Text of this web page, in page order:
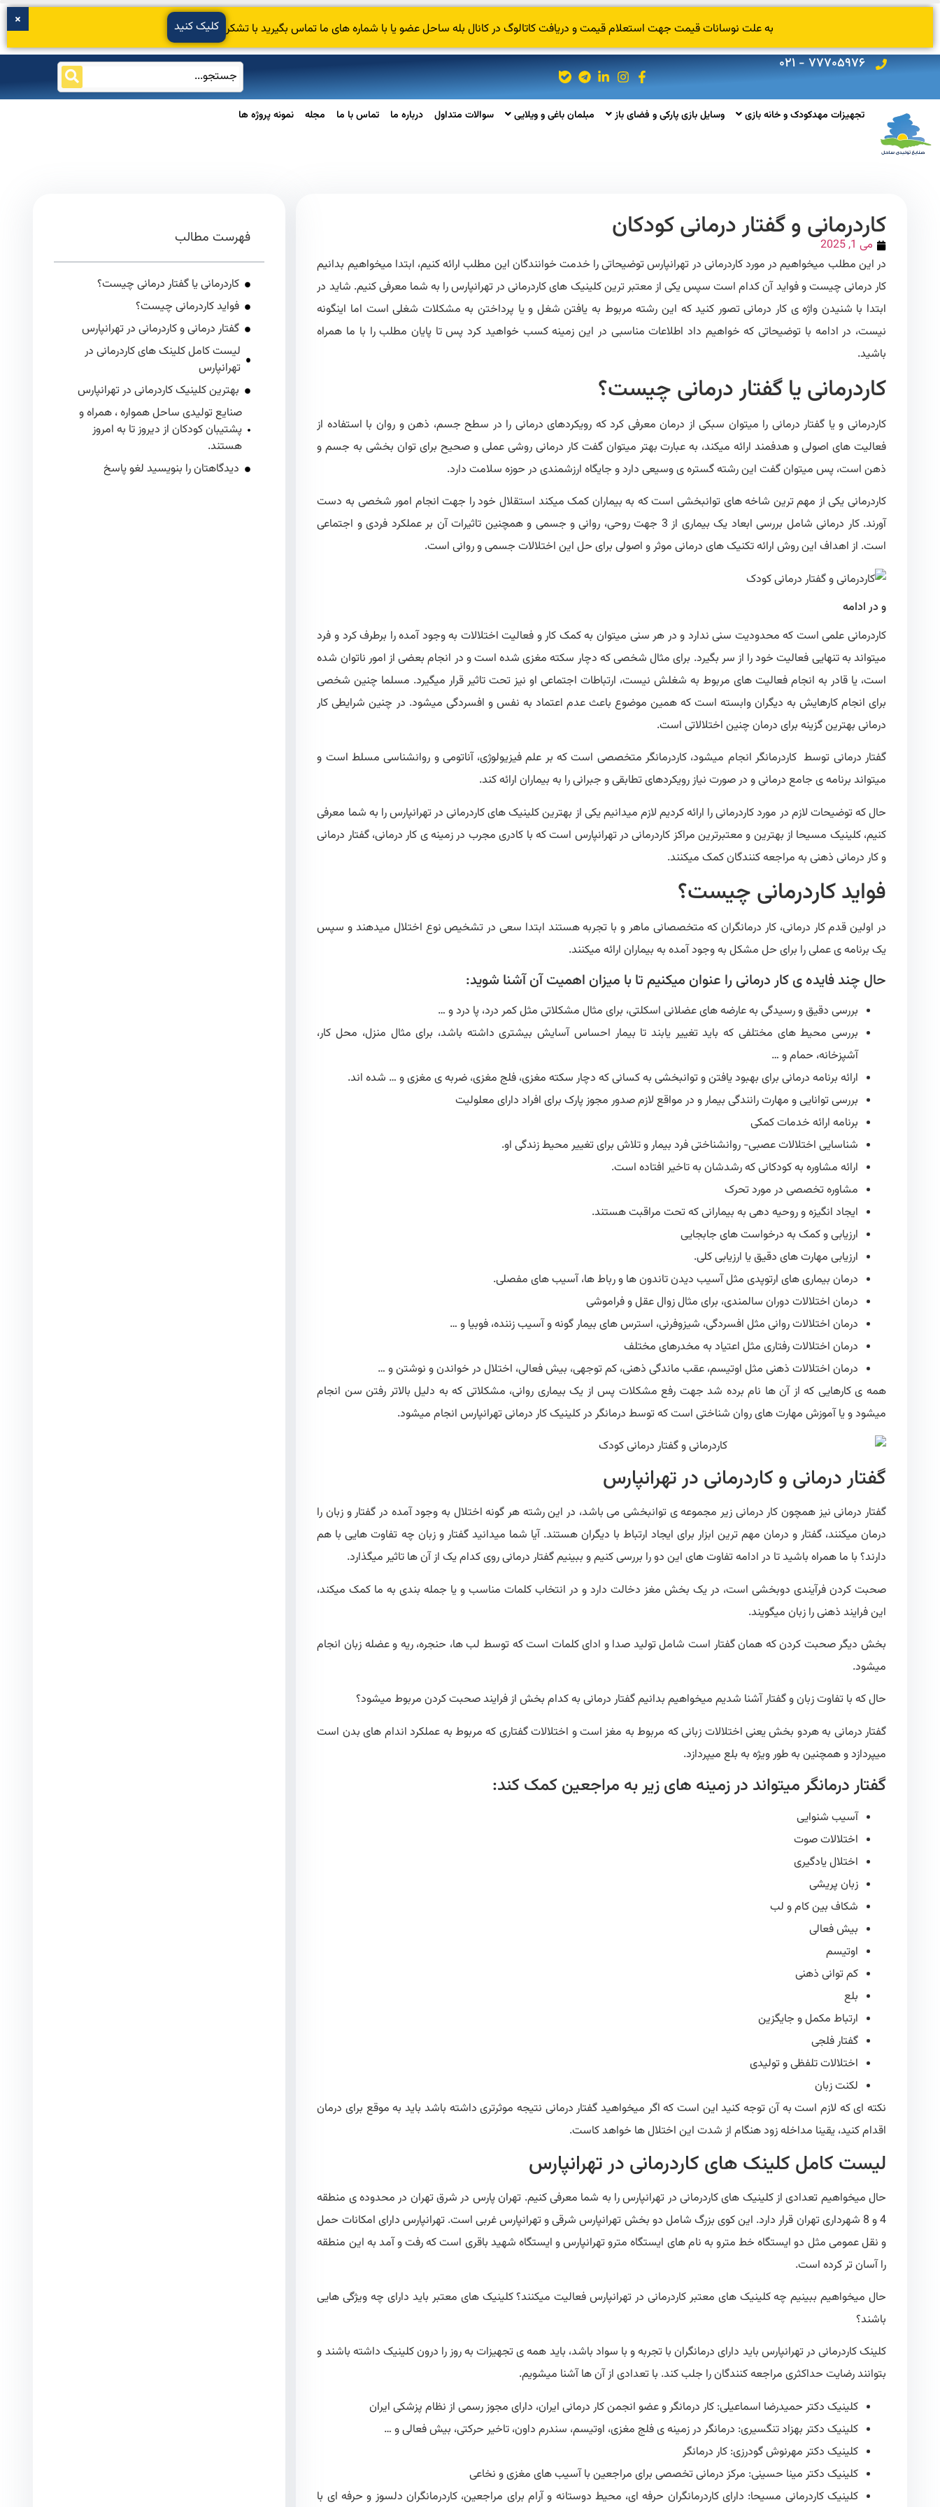
به علت نوسانات قیمت جهت استعلام قیمت و دریافت کاتالوگ در کانال بله ساحل عضو یا با شماره های ما تماس بگیرید با تشکر کلیک کنید
۷۷۷۰۵۹۷۶ - ۰۲۱
تجهیزات مهدکودک و خانه بازی وسایل بازی پارکی و فضای باز مبلمان باغی و ویلایی سوالات متداول درباره ما تماس با ما مجله نمونه پروژه ها
کاردرمانی و گفتار درمانی کودکان
می 1, 2025
در این مطلب میخواهیم در مورد کاردرمانی در تهرانپارس توضیحاتی را خدمت خوانندگان این مطلب ارائه کنیم، ابتدا میخواهیم بدانیم
کار درمانی چیست و فواید آن کدام است سپس یکی از معتبر ترین کلینیک های کاردرمانی در تهرانپارس را به شما معرفی کنیم. شاید در
ابتدا با شنیدن واژه ی کار درمانی تصور کنید که این رشته مربوط به یافتن شغل و یا پرداختن به مشکلات شغلی است اما اینگونه
نیست، در ادامه با توضیحاتی که خواهیم داد اطلاعات مناسبی در این زمینه کسب خواهید کرد پس تا پایان مطلب را با ما همراه
باشید.
کاردرمانی یا گفتار درمانی چیست؟
کاردرمانی و یا گفتار درمانی را میتوان سبکی از درمان معرفی کرد که رویکردهای درمانی را در سطح جسم، ذهن و روان با استفاده از
فعالیت های اصولی و هدفمند ارائه میکند، به عبارت بهتر میتوان گفت کار درمانی روشی عملی و صحیح برای توان بخشی به جسم و
ذهن است، پس میتوان گفت این رشته گستره ی وسیعی دارد و جایگاه ارزشمندی در حوزه سلامت دارد.
کاردرمانی یکی از مهم ترین شاخه های توانبخشی است که به بیماران کمک میکند استقلال خود را جهت انجام امور شخصی به دست
آورند. کار درمانی شامل بررسی ابعاد یک بیماری از 3 جهت روحی، روانی و جسمی و همچنین تاثیرات آن بر عملکرد فردی و اجتماعی
است. از اهداف این روش ارائه تکنیک های درمانی موثر و اصولی برای حل این اختلالات جسمی و روانی است.
و در ادامه
کاردرمانی علمی است که محدودیت سنی ندارد و در هر سنی میتوان به کمک کار و فعالیت اختلالات به وجود آمده را برطرف کرد و فرد
میتواند به تنهایی فعالیت خود را از سر بگیرد. برای مثال شخصی که دچار سکته مغزی شده است و در انجام بعضی از امور ناتوان شده
است، یا قادر به انجام فعالیت های مربوط به شغلش نیست، ارتباطات اجتماعی او نیز تحت تاثیر قرار میگیرد. مسلما چنین شخصی
برای انجام کارهایش به دیگران وابسته است که همین موضوع باعث عدم اعتماد به نفس و افسردگی میشود. در چنین شرایطی کار
درمانی بهترین گزینه برای درمان چنین اختلالاتی است.
گفتار درمانی توسط کاردرمانگر انجام میشود، کاردرمانگر متخصصی است که بر علم فیزیولوژی، آناتومی و روانشناسی مسلط است و
میتواند برنامه ی جامع درمانی و در صورت نیاز رویکردهای تطابقی و جبرانی را به بیماران ارائه کند.
حال که توضیحات لازم در مورد کاردرمانی را ارائه کردیم لازم میدانیم یکی از بهترین کلینیک های کاردرمانی در تهرانپارس را به شما معرفی
کنیم، کلینیک مسیحا از بهترین و معتبرترین مراکز کاردرمانی در تهرانپارس است که با کادری مجرب در زمینه ی کار درمانی، گفتار درمانی
و کار درمانی ذهنی به مراجعه کنندگان کمک میکنند.
فواید کاردرمانی چیست؟
در اولین قدم کار درمانی، کار درمانگران که متخصصانی ماهر و با تجربه هستند ابتدا سعی در تشخیص نوع اختلال میدهند و سپس
یک برنامه ی عملی را برای حل مشکل به وجود آمده به بیماران ارائه میکنند.
حال چند فایده ی کار درمانی را عنوان میکنیم تا با میزان اهمیت آن آشنا شوید:
بررسی دقیق و رسیدگی به عارضه های عضلانی اسکلتی، برای مثال مشکلاتی مثل کمر درد، پا درد و …
بررسی محیط های مختلفی که باید تغییر یابند تا بیمار احساس آسایش بیشتری داشته باشد، برای مثال منزل، محل کار،
آشپزخانه، حمام و …
ارائه برنامه درمانی برای بهبود یافتن و توانبخشی به کسانی که دچار سکته مغزی، فلج مغزی، ضربه ی مغزی و … شده اند.
بررسی توانایی و مهارت رانندگی بیمار و در مواقع لازم صدور مجوز پارک برای افراد دارای معلولیت
برنامه ارائه خدمات کمکی
شناسایی اختلالات عصبی- روانشناختی فرد بیمار و تلاش برای تغییر محیط زندگی او.
ارائه مشاوره به کودکانی که رشدشان به تاخیر افتاده است.
مشاوره تخصصی در مورد تحرک
ایجاد انگیزه و روحیه دهی به بیمارانی که تحت مراقبت هستند.
ارزیابی و کمک به درخواست های جابجایی
ارزیابی مهارت های دقیق یا ارزیابی کلی.
درمان بیماری های ارتوپدی مثل آسیب دیدن تاندون ها و رباط ها، آسیب های مفصلی.
درمان اختلالات دوران سالمندی، برای مثال زوال عقل و فراموشی
درمان اختلالات روانی مثل افسردگی، شیزوفرنی، استرس های بیمار گونه و آسیب زننده، فوبیا و …
درمان اختلالات رفتاری مثل اعتیاد به مخدرهای مختلف
درمان اختلالات ذهنی مثل اوتیسم، عقب ماندگی ذهنی، کم توجهی، بیش فعالی، اختلال در خواندن و نوشتن و …
همه ی کارهایی که از آن ها نام برده شد جهت رفع مشکلات پس از یک بیماری روانی، مشکلاتی که به دلیل بالاتر رفتن سن انجام
میشود و یا آموزش مهارت های روان شناختی است که توسط درمانگر در کلینیک کار درمانی تهرانپارس انجام میشود.
گفتار درمانی و کاردرمانی در تهرانپارس
گفتار درمانی نیز همچون کار درمانی زیر مجموعه ی توانبخشی می باشد، در این رشته هر گونه اختلال به وجود آمده در گفتار و زبان را
درمان میکنند، گفتار و درمان مهم ترین ابزار برای ایجاد ارتباط با دیگران هستند. آیا شما میدانید گفتار و زبان چه تفاوت هایی با هم
دارند؟ با ما همراه باشید تا در ادامه تفاوت های این دو را بررسی کنیم و ببینیم گفتار درمانی روی کدام یک از آن ها تاثیر میگذارد.
صحبت کردن فرآیندی دوبخشی است، در یک بخش مغز دخالت دارد و در انتخاب کلمات مناسب و یا جمله بندی به ما کمک میکند،
این فرایند ذهنی را زبان میگویند.
بخش دیگر صحبت کردن که همان گفتار است شامل تولید صدا و ادای کلمات است که توسط لب ها، حنجره، ریه و عضله زبان انجام
میشود.
حال که با تفاوت زبان و گفتار آشنا شدیم میخواهیم بدانیم گفتار درمانی به کدام بخش از فرایند صحبت کردن مربوط میشود؟
گفتار درمانی به هردو بخش یعنی اختلالات زبانی که مربوط به مغز است و اختلالات گفتاری که مربوط به عملکرد اندام های بدن است
میپردازد و همچنین به طور ویژه به بلع میپردازد.
گفتار درمانگر میتواند در زمینه های زیر به مراجعین کمک کند:
آسیب شنوایی
اختلالات صوت
اختلال یادگیری
زبان پریشی
شکاف بین کام و لب
بیش فعالی
اوتیسم
کم توانی ذهنی
بلع
ارتباط مکمل و جایگزین
گفتار فلجی
اختلالات تلفظی و تولیدی
لکنت زبان
نکته ای که لازم است به آن توجه کنید این است که اگر میخواهید گفتار درمانی نتیجه موثرتری داشته باشد باید به موقع برای درمان
اقدام کنید، یقینا مداخله زود هنگام از شدت این اختلال ها خواهد کاست.
لیست کامل کلینک های کاردرمانی در تهرانپارس
حال میخواهیم تعدادی از کلینیک های کاردرمانی در تهرانپارس را به شما معرفی کنیم. تهران پارس در شرق تهران در محدوده ی منطقه
4 و 8 شهرداری تهران قرار دارد. این کوی بزرگ شامل دو بخش تهرانپارس شرقی و تهرانپارس غربی است. تهرانپارس دارای امکانات حمل
و نقل عمومی مثل دو ایستگاه خط مترو به نام های ایستگاه مترو تهرانپارس و ایستگاه شهید باقری است که رفت و آمد به این منطقه
را آسان تر کرده است.
حال میخواهیم ببینیم چه کلینیک های معتبر کاردرمانی در تهرانپارس فعالیت میکنند؟ کلینیک های معتبر باید دارای چه ویژگی هایی
باشند؟
کلینک کاردرمانی در تهرانپارس باید دارای درمانگران با تجربه و با سواد باشد، باید همه ی تجهیزات به روز را درون کلینیک داشته باشند و
بتوانند رضایت حداکثری مراجعه کنندگان را جلب کند. با تعدادی از آن ها آشنا میشویم.
کلینیک دکتر حمیدرضا اسماعیلی: کار درمانگر و عضو انجمن کار درمانی ایران، دارای مجوز رسمی از نظام پزشکی ایران
کلینیک دکتر بهزاد تنگسیری: درمانگر در زمینه ی فلج مغزی، اوتیسم، سندرم داون، تاخیر حرکتی، بیش فعالی و …
کلینیک دکتر مهرنوش گودرزی: کار درمانگر
کلینیک دکتر مینا حسینی: مرکز درمانی تخصصی برای مراجعین با آسیب های مغزی و نخاعی
کلینیک کاردرمانی مسیحا: دارای کاردرمانگران حرفه ای، محیط دوستانه و آرام برای مراجعین، کاردرمانگران دلسوز و حرفه ای با
فهرست مطالب
کاردرمانی یا گفتار درمانی چیست؟
فواید کاردرمانی چیست؟
گفتار درمانی و کاردرمانی در تهرانپارس
لیست کامل کلینک های کاردرمانی در
تهرانپارس
بهترین کلینیک کاردرمانی در تهرانپارس
صنایع تولیدی ساحل همواره ، همراه و
پشتیبان کودکان از دیروز تا به امروز
هستند.
دیدگاهتان را بنویسید لغو پاسخ